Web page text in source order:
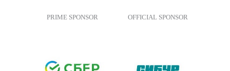
PRIME SPONSOR OFFICIAL SPONSOR